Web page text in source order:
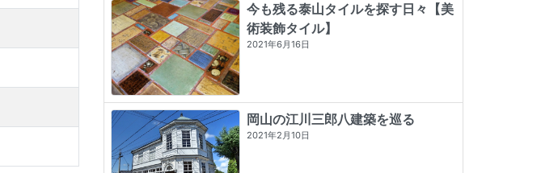
今も残る泰山タイルを探す日々【美
術装飾タイル】
2021年6月16日
岡山の江川三郎八建築を巡る
2021年2月10日